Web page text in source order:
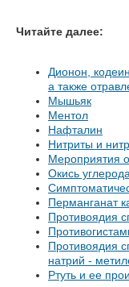
Читайте далее:
Дионон,
а также
Мышьяк
Ментол
Нафталин
Нитриты и
Мероприятия
Окись углерода
Перманганат
Противоядия
Противоядия
натрий -
Ртуть и ее